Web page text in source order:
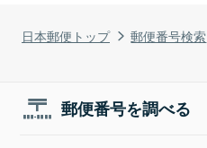
日本郵便トップ 郵便番号検索
郵便番号を調べる